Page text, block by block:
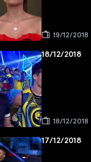
19/12/2018
18/12/2018
18/12/2018
17/12/2018